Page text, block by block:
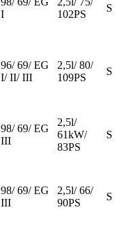
I
102PS
S
96/ 69/ EG
I/ II/ III
2,5l/ 80/
109PS
S
98/ 69/ EG
III
2,5l/
61kW/
83PS
S
98/ 69/ EG
III
2,5l/ 66/
90PS
S